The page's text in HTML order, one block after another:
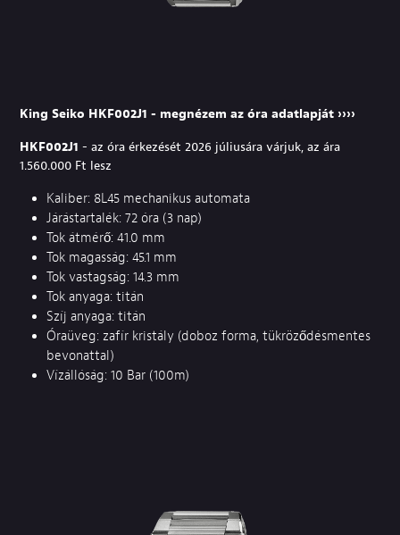
King Seiko HKF002J1 - megnézem az óra adatlapját ››››
HKF002J1 - az óra érkezését 2026 júliusára várjuk, az ára
1.560.000 Ft lesz
Kaliber: 8L45 mechanikus automata
Járástartalék: 72 óra (3 nap)
Tok átmérő: 41.0 mm
Tok magasság: 45.1 mm
Tok vastagság: 14.3 mm
Tok anyaga: titán
Szíj anyaga: titán
Óraüveg: zafír kristály (doboz forma, tükröződésmentes
bevonattal)
Vízállóság: 10 Bar (100m)